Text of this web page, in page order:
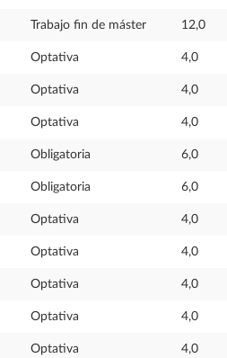
Trabajo fin de máster 12,0
Optativa 4,0
Optativa 4,0
Optativa 4,0
Obligatoria 6,0
Obligatoria 6,0
Optativa 4,0
Optativa 4,0
Optativa 4,0
Optativa 4,0
Optativa 4,0